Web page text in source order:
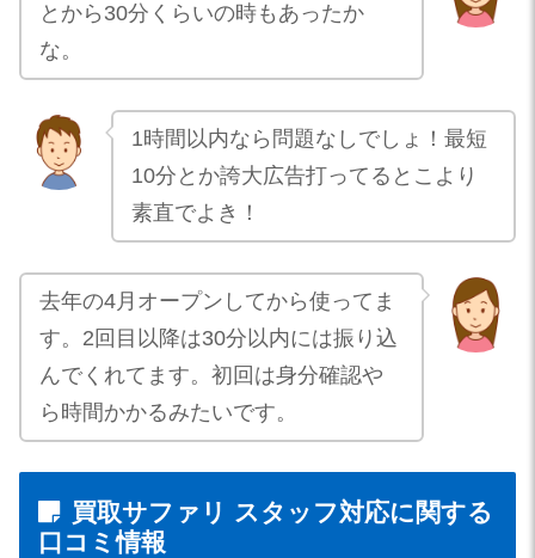
とから30分くらいの時もあったか
な。
1時間以内なら問題なしでしょ！最短
10分とか誇大広告打ってるとこより
素直でよき！
去年の4月オープンしてから使ってま
す。2回目以降は30分以内には振り込
んでくれてます。初回は身分確認や
ら時間かかるみたいです。
買取サファリ スタッフ対応に関する
口コミ情報